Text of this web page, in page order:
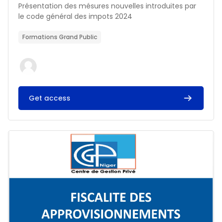
Résumé du cours :
Présentation des mésures nouvelles introduites par
le code général des impots 2024
Formations Grand Public
Get access
Image du cours FISCALITE DES APPROVISIONNEMENTS